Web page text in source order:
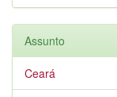
Assunto
Ceará